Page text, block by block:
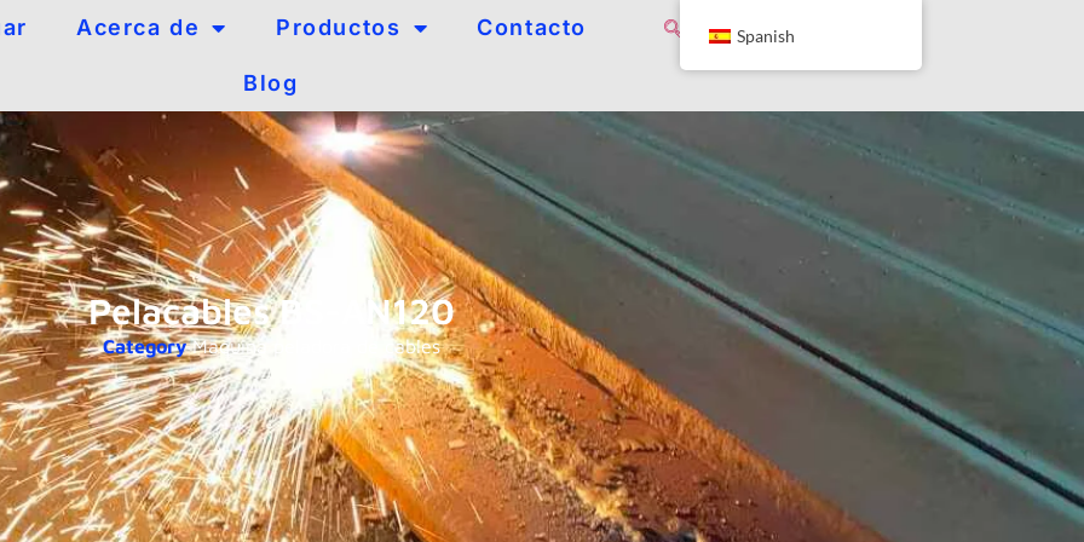
Acerca de Productos Contacto
Blog
Pelacables BS-AN120
Category Maquina peladora de cables
Spanish